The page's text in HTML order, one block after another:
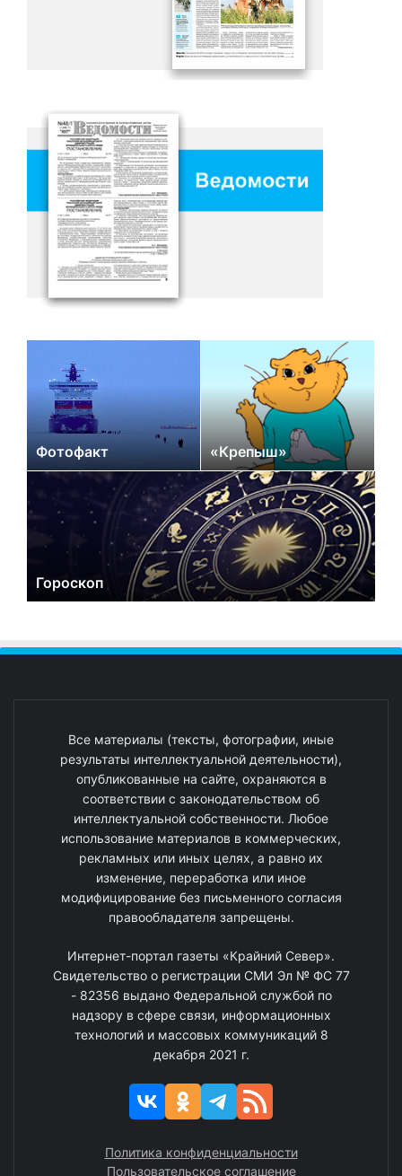
Фотофакт «Крепыш»
Гороскоп
Все материалы (тексты, фотографии, иные
результаты интеллектуальной деятельности),
опубликованные на сайте, охраняются в
соответствии с законодательством об
интеллектуальной собственности. Любое
использование материалов в коммерческих,
рекламных или иных целях, а равно их
изменение, переработка или иное
модифицирование без письменного согласия
правообладателя запрещены.
Интернет-портал газеты «Крайний Север».
Свидетельство о регистрации СМИ Эл № ФС 77
- 82356 выдано Федеральной службой по
надзору в сфере связи, информационных
технологий и массовых коммуникаций 8
декабря 2021 г.
Политика конфиденциальности
Пользовательское соглашение